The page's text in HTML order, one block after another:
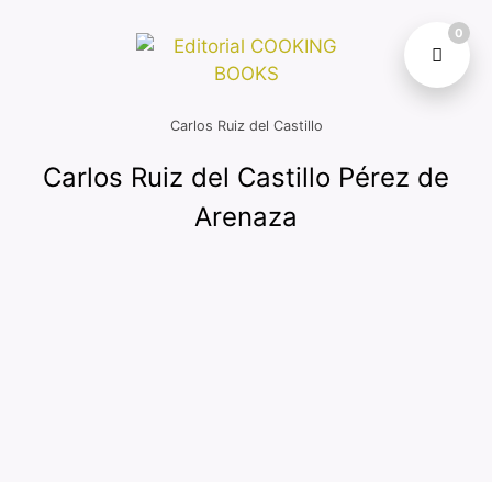
Carlos Ruiz del Castillo
Carlos Ruiz del Castillo Pérez de
Arenaza
0